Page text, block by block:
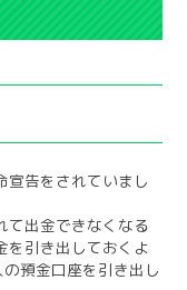
宣告をされていまし
て出金できなくなる
を引き出しておくよ
預金口座を引き出し